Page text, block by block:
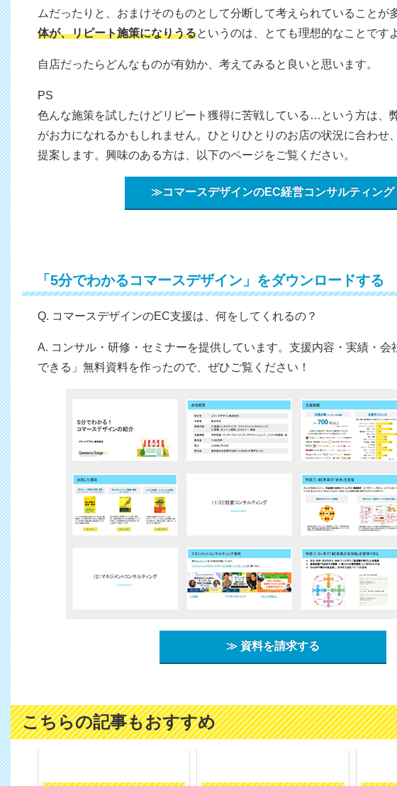
ムだったりと、おまけそのものとして分断して考えられていることが
体が、リピート施策になりうるというのは、とても理想的なことです
自店だったらどんなものが有効か、考えてみると良いと思います。
PS
色んな施策を試したけどリピート獲得に苦戦している…という方は、
がお力になれるかもしれません。ひとりひとりのお店の状況に合わせ
提案します。興味のある方は、以下のページをご覧ください。
≫コマースデザインのEC経営コンサルティング
「5分でわかるコマースデザイン」をダウンロードする
Q. コマースデザインのEC支援は、何をしてくれるの？
A. コンサル・研修・セミナーを提供しています。支援内容・実績・会
できる」無料資料を作ったので、ぜひご覧ください！
≫ 資料を請求する
こちらの記事もおすすめ